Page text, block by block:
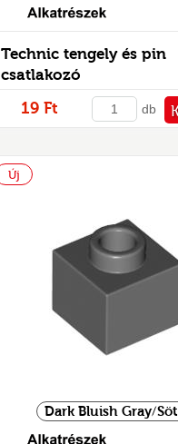
Technic tengely és pin
csatlakozó
19 Ft db
Új
Dark Bluish Gray/